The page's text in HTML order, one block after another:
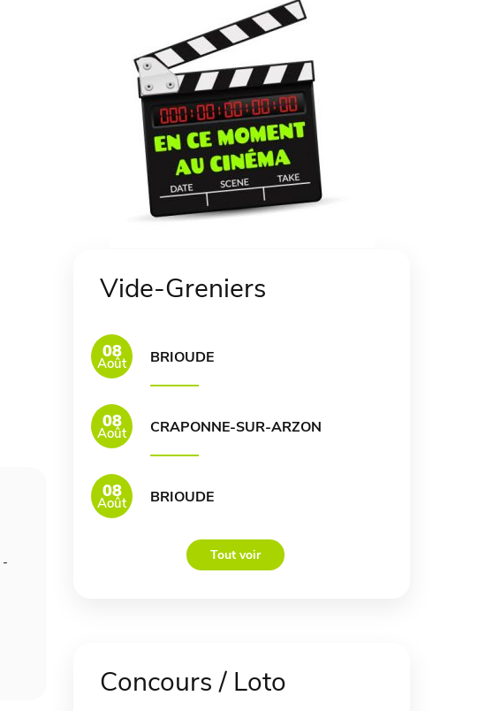
-
Vide-Greniers
08
Août BRIOUDE
08
Août CRAPONNE-SUR-ARZON
08
Août BRIOUDE
Tout voir
Concours / Loto